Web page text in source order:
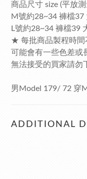
商品尺寸 size (平放
M號約28~34 褲檔37
L號約28~34 褲檔39
★ 每批商品製程時間
可能會有一些色差或
無法接受的買家請勿
男Model 179/ 72 穿
ADDITIONAL